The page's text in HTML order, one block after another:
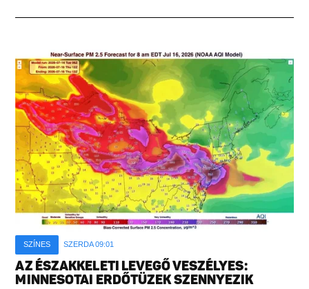
SZÍNES SZERDA 09:01
AZ ÉSZAKKELETI LEVEGŐ VESZÉLYES:
MINNESOTAI ERDŐTÜZEK SZENNYEZIK